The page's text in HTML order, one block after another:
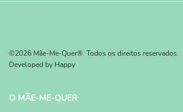
©2026 Mãe-Me-Quer®. Todos os direitos reservados.
Developed by Happy
O MÃE-ME-QUER